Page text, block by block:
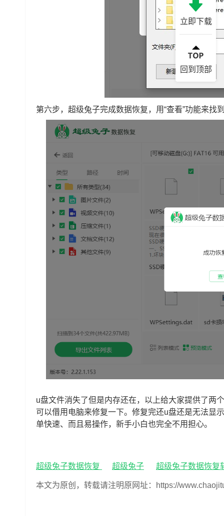
第六步，超级兔子完成数据恢复，用“查看”功能来找
u盘文件消失了但是内存还在，以上给大家提供了两
可以借用电脑来修复一下。修复完还u盘还是无法显
单快速、而且易操作，新手小白也完全不用担心。
超级兔子数据恢复 超级兔子 超级兔子数据恢复
本文为原创，转载请注明原网址：https://
立即下载
回到顶部